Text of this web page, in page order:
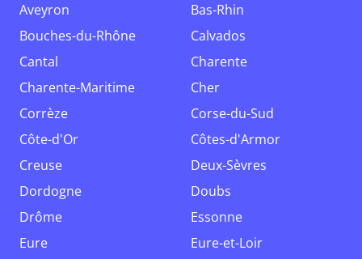
Aveyron
Bas-Rhin
Bouches-du-Rhône
Calvados
Cantal
Charente
Charente-Maritime
Cher
Corrèze
Corse-du-Sud
Côte-d'Or
Côtes-d'Armor
Creuse
Deux-Sèvres
Dordogne
Doubs
Drôme
Essonne
Eure
Eure-et-Loir